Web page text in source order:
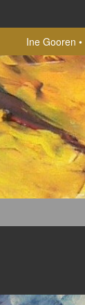
Ine Gooren